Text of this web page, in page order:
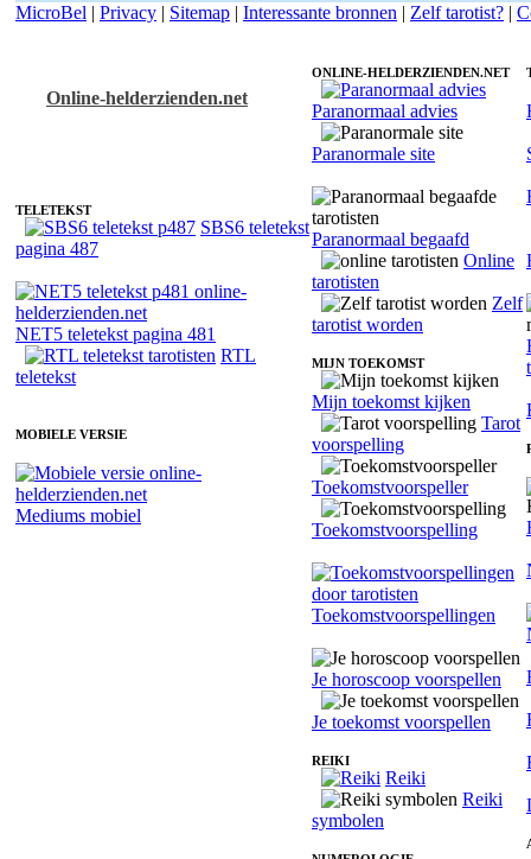
MicroBel | Privacy | Sitemap | Interessante bronnen | Zelf tarotist? |
Online-helderzienden.net
TELETEKST
SBS6 teletekst
pagina 487
NET5 teletekst pagina 481
RTL
teletekst
MOBIELE VERSIE
Mediums mobiel
ONLINE-HELDERZIENDEN.NET
Paranormaal advies
Paranormale site
Paranormaal begaafd
Online
tarotisten
Zelf
tarotist worden
MIJN TOEKOMST
Mijn toekomst kijken
Tarot
voorspelling
Toekomstvoorspeller
Toekomstvoorspelling
Toekomstvoorspellingen
Je horoscoop voorspellen
Je toekomst voorspellen
REIKI
Reiki
Reiki
symbolen